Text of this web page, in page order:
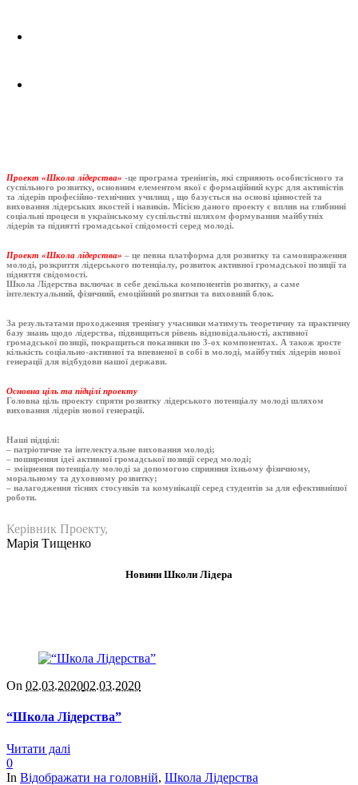
Проект «Школа лідерства» -це програма тренінгів, які сприяють особистісного та
суспільного розвитку, основним елементом якої є формаційний курс для активістів
та лідерів професійно-технічних училищ , що базується на основі цінностей та
виховання лідерських якостей і навиків. Місією даного проекту є вплив на глибинні
соціальні процеси в українському суспільстві шляхом формування майбутніх
лідерів та піднятті громадської спідомості серед молоді.
Проект «Школа лідерства» – це певна платформа для розвитку та самовираження
молоді, розкриття лідерського потенціалу, розвиток активної громадської позиції та
підняття свідомості.
Школа Лідерства включає в себе декілька компонентів розвитку, а саме
інтелектуальний, фізичний, емоційний розвитки та виховний блок.
За результатами проходження тренінгу учасники матимуть теоретичну та практичну
базу знань щодо лідерства, підвищиться рівень відповідальності, активної
громадської позиції, покращиться показники по 3-ох компонентах. А також зросте
кількість соціально-активної та впевненої в собі в молоді, майбутніх лідерів нової
генерації для відбудови нашої держави.
Основна ціль та підцілі проекту
Головна ціль проекту спряти розвитку лідерського потенціалу молоді шляхом
виховання лідерів нової генерації.
Наші підцілі:
– патріотичне та інтелектуальне виховання молоді;
– поширення ідеї активної громадської позиції серед молоді;
– зміцнення потенціалу молоді за допомогою сприяння їхньому фізичному,
моральному та духовному розвитку;
– налагодження тісних стосунків та комунікації серед студентів за для ефективнішої
роботи.
Керівник Проекту,
Марія Тищенко
Новини Школи Лідера
On 02.03.202002.03.2020
“Школа Лідерства”
Читати далі
0
In Відображати на головній, Школа Лідерства